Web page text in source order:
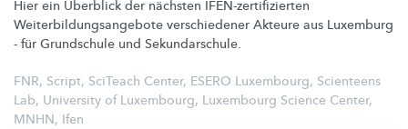
Hier ein Überblick der nächsten IFEN-zertifizierten
Weiterbildungsangebote verschiedener Akteure aus Luxemburg
- für Grundschule und Sekundarschule.
FNR, Script, SciTeach Center, ESERO Luxembourg, Scienteens
Lab, University of Luxembourg, Luxembourg Science Center,
MNHN, Ifen